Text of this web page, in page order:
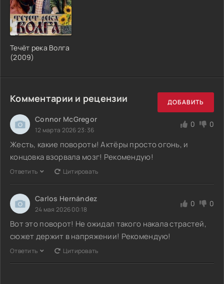
Течёт река Волга
(2009)
Комментарии и рецензии ДОБАВИТЬ
Connor McGregor
12 марта 2026 23:36
0 0
Жесть, какие повороты! Актёры просто огонь, и
концовка взорвала мозг! Рекомендую!
Ответить Цитировать
Carlos Hernández
24 мая 2026 00:18
0 0
Вот это поворот! Не ожидал такого накала страстей,
сюжет держит в напряжении! Рекомендую!
Ответить Цитировать